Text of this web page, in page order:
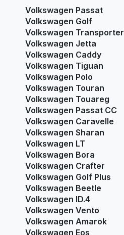
Volkswagen Passat
Volkswagen Golf
Volkswagen Transporter
Volkswagen Jetta
Volkswagen Caddy
Volkswagen Tiguan
Volkswagen Polo
Volkswagen Touran
Volkswagen Touareg
Volkswagen Passat CC
Volkswagen Caravelle
Volkswagen Sharan
Volkswagen LT
Volkswagen Bora
Volkswagen Crafter
Volkswagen Golf Plus
Volkswagen Beetle
Volkswagen ID.4
Volkswagen Vento
Volkswagen Amarok
Volkswagen Eos